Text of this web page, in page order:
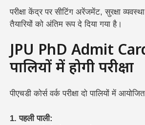
परीक्षा केंद्र पर सीटिंग अरेंजमेंट, सुरक्षा
तैयारियों को अंतिम रूप दे दिया गया है।
JPU PhD Admit
पालियों में होगी परीक्षा
पीएचडी कोर्स वर्क परीक्षा दो पालियों में
1. पहली पाली: